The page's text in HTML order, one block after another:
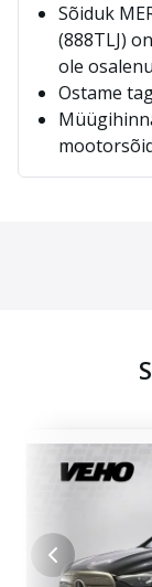
Sõiduk
(888TLJ)
ole
Ostame